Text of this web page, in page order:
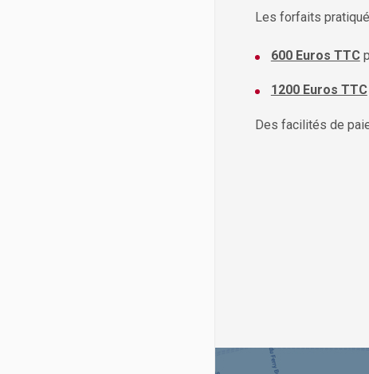
Les forfaits
600 Euros TTC
1200 Euros TTC
Des facilités de